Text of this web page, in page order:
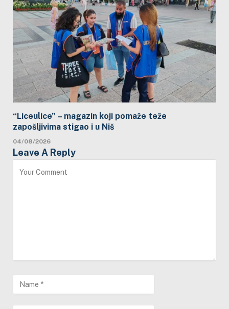
“Liceulice” – magazin koji pomaže teže
zapošljivima stigao i u Niš
04/08/2026
Leave A Reply